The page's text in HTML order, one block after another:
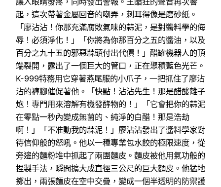
起，這次帶著金屬回音的嘲弄，刺耳得像是磨砂紙。
「廖沾沾！你那充滿腐敗氣味的蒜泥，是對醬料學的侮
辱！必須淨化！」「你將為你那百分之五的醬油，以及
百分之九十五的邪惡蒜頭付出代價！」醋罐機器人的頂
端裂開，露出了一個巨大的管口，正在聚積藍色光芒。
K-999特務用它穿著燕尾服的小爪子，一把抓住了廖沾
沾的褲腳催促著他。「快點！沾沾先生！那是醋酸離子
炮！專門用來溶解有機發酵物的！」「它會把你的蒜泥
在零點一秒內變成無菌的、純淨的白醋！那是浩劫
啊！」「不准動我的蒜泥！」廖沾沾發出了醬料學家對
待信仰般的怒吼。他以一種專業包水餃的極限速度，從
旁邊的麵粉堆中抓起了兩團麵皮。麵皮被他用氣功般的
捏製手法，瞬間擴大成直徑三公尺的巨大麵皮。他猛地
擲出，兩張麵皮在空中交疊，變成一個半透明的防禦護